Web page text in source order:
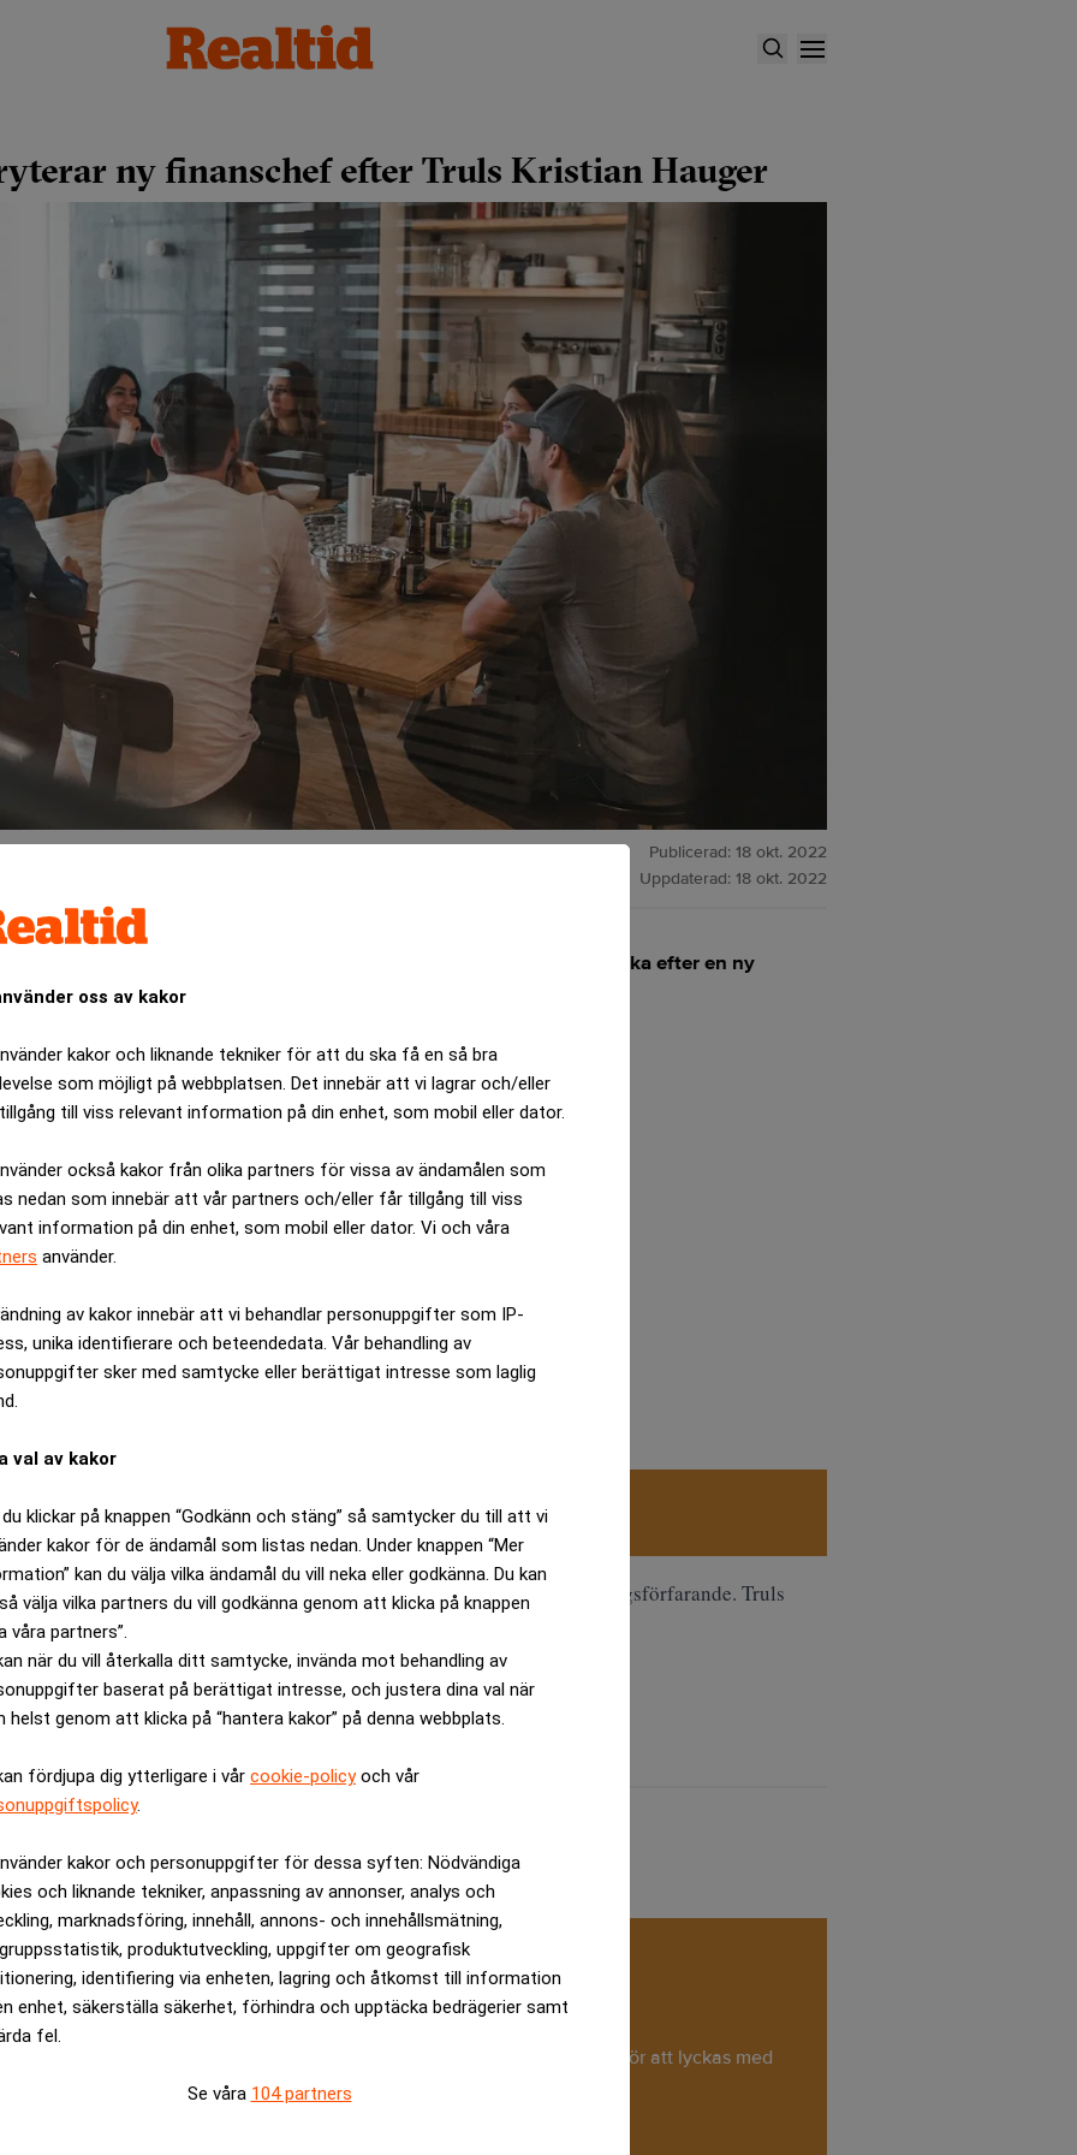
oss av kakor
kakor och liknande tekniker för att du ska få en så bra
som möjligt på webbplatsen. Det innebär att vi lagrar och/eller
till viss relevant information på din enhet, som mobil eller dator.
också kakor från olika partners för vissa av ändamålen som
nedan som innebär att vår partners och/eller får tillgång till viss
information på din enhet, som mobil eller dator. Vi och våra
använder.
av kakor innebär att vi behandlar personuppgifter som IP-
unika identifierare och beteendedata. Vår behandling av
sker med samtycke eller berättigat intresse som laglig
val av kakor
klickar på knappen “Godkänn och stäng” så samtycker du till att vi
kakor för de ändamål som listas nedan. Under knappen “Mer
kan du välja vilka ändamål du vill neka eller godkänna. Du kan
välja vilka partners du vill godkänna genom att klicka på knappen
våra partners”.
när du vill återkalla ditt samtycke, invända mot behandling av
baserat på berättigat intresse, och justera dina val när
helst genom att klicka på “hantera kakor” på denna webbplats.
fördjupa dig ytterligare i vår cookie-policyoch vår
.
kakor och personuppgifter för dessa syften: Nödvändiga
och liknande tekniker, anpassning av annonser, analys och
marknadsföring, innehåll, annons- och innehållsmätning,
produktutveckling, uppgifter om geografisk
identifiering via enheten, lagring och åtkomst till information
enhet, säkerställa säkerhet, förhindra och upptäcka bedrägerier samt
fel.
Se våra 104 partners
ny finanschef efter Truls Kristian Hauger
Publicerad: 18 okt. 2022
Uppdaterad: 18 okt. 2022
finanschef Truls Kristian Hauger har bett styrelse och vd att söka efter en ny
Specialister på juristrekrytering
utmaningar inom koncernen. Bolaget kommer inleda ett rekryteringsförfarande. Truls
tills en ersättare är på plats, framgår det av ett utskick.
är kostnadsfritt: Prenumerera
Specialister på juristrekrytering
av att tillsätta tjänster inom juridik och compliance vet vi vad som krävs för att lyckas med
Tryggt. Resultatdrivet.